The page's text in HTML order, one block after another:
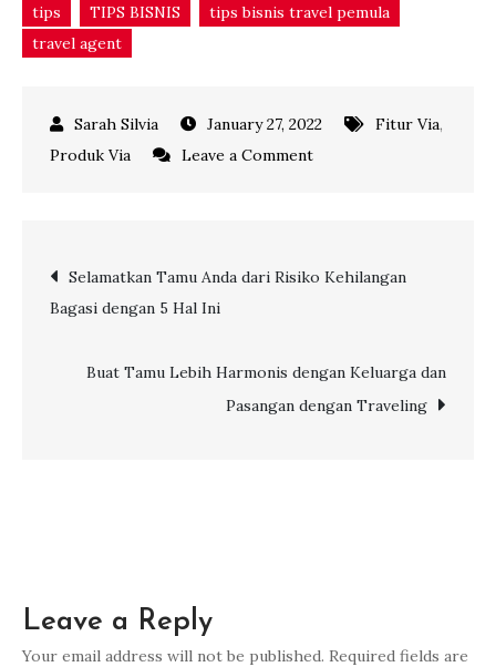
tips
TIPS BISNIS
tips bisnis travel pemula
travel agent
January 27, 2022 Fitur Via,
Produk Via
Leave a Commenton
Ada
Via:
Open
Post
navigation
Selamatkan Tamu Anda dari Risiko Kehilangan
Bagasi dengan 5 Hal Ini
Buat Tamu Lebih Harmonis dengan Keluarga dan
Pasangan dengan Traveling
Leave a Reply
Your email address will not be published. Required fields are